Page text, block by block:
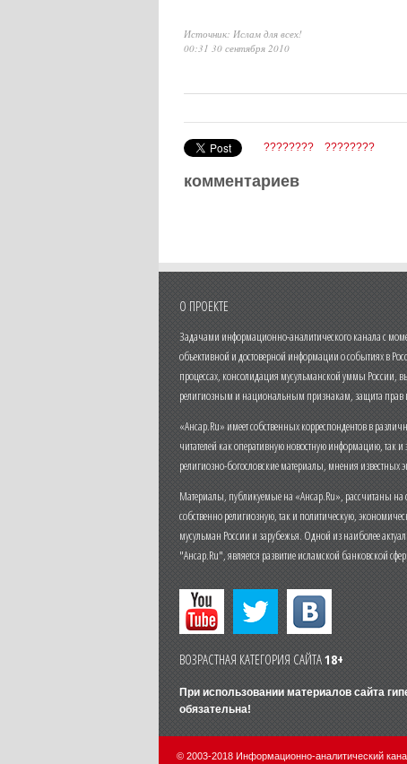
Источник: Ислам для всех!
00:31 30 сентября 2010
???????? ????????
комментариев
О ПРОЕКТЕ
Задачами информационно-аналитического канала с
объективной и достоверной информации о событиях в
процессах, консолидация мусульманской уммы России,
религиозным и национальным признакам, защита прав
«Ансар.Ru» имеет собственных корреспондентов в
читателей как оперативную новостную информацию, так
религиозно-богословские материалы, мнения известных
Материалы, публикуемые на «Ансар.Ru», рассчитаны на
собственно религиозную, так и политическую,
мусульман России и зарубежья. Одной из наиболее
"Ансар.Ru", является развитие исламской банковской
ВОЗРАСТНАЯ КАТЕГОРИЯ САЙТА18+
При использовании материалов сайта
обязательна!
© 2003-2018 Информационно-аналитический